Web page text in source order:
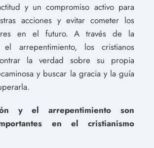
y un compromiso activo para
acciones y evitar cometer los
en el futuro. A través de la
arrepentimiento, los cristianos
la verdad sobre su propia
y buscar la gracia y la guía
y el arrepentimiento son
en el cristianismo